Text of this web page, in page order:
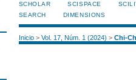
SCHOLAR
SCISPACE
SEARCH
DIMENSIONS
Inicio> Vol. 17, Núm. 1 (2024) > Chi-